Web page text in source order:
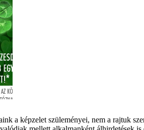
a képzelet szüleményei, nem a rajtuk